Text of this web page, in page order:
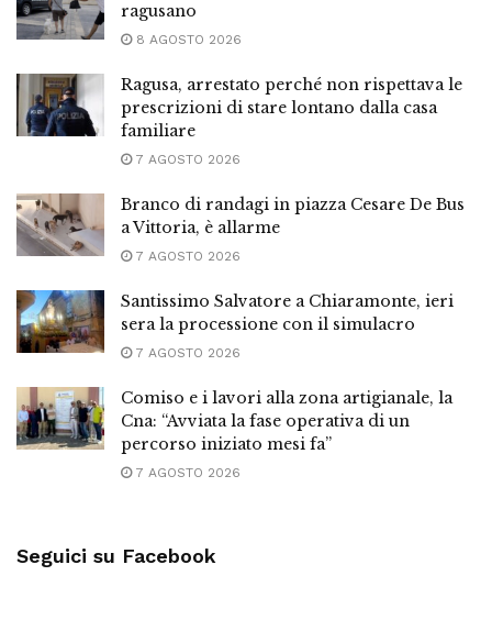
ragusano
8 AGOSTO 2026
Ragusa, arrestato perché non rispettava le
prescrizioni di stare lontano dalla casa
familiare
7 AGOSTO 2026
Branco di randagi in piazza Cesare De Bus
a Vittoria, è allarme
7 AGOSTO 2026
Santissimo Salvatore a Chiaramonte, ieri
sera la processione con il simulacro
7 AGOSTO 2026
Comiso e i lavori alla zona artigianale, la
Cna: “Avviata la fase operativa di un
percorso iniziato mesi fa”
7 AGOSTO 2026
Seguici su Facebook